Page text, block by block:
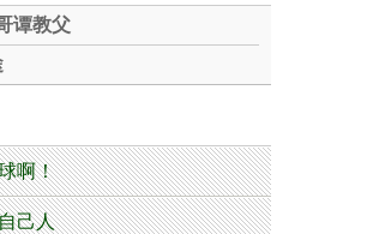
谭教父
啊！
己人